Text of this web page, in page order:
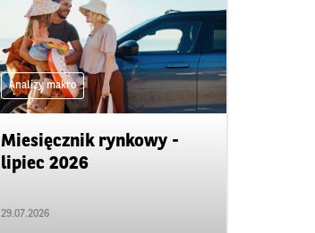
Analizy makro
Miesięcznik rynkowy -
lipiec 2026
29.07.2026